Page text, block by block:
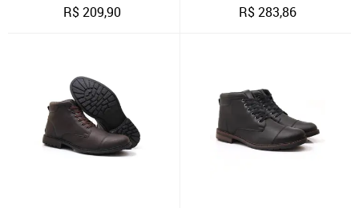
R$209,90 R$283,86